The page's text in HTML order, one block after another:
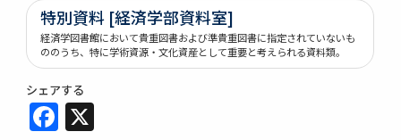
特別資料 [経済学部資料室]
経済学図書館において貴重図書および準貴重図書に指定されていないも
ののうち、特に学術資源・文化資産として重要と考えられる資料類。
シェアする
Facebook